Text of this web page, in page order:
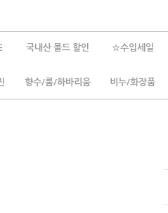
국내산 몰드 할인 ☆수입세일
향수/룸/하바리움 비누/화장품